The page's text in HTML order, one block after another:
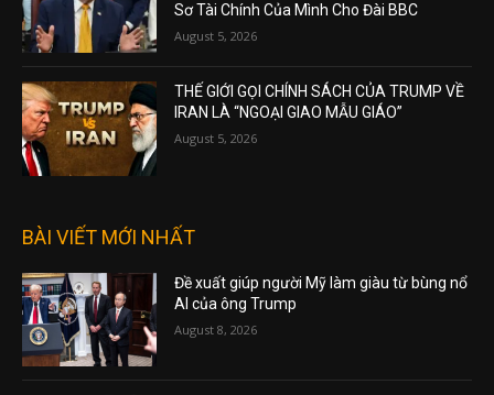
Sơ Tài Chính Của Mình Cho Đài BBC
August 5, 2026
THẾ GIỚI GỌI CHÍNH SÁCH CỦA TRUMP VỀ
IRAN LÀ “NGOẠI GIAO MẪU GIÁO”
August 5, 2026
BÀI VIẾT MỚI NHẤT
Đề xuất giúp người Mỹ làm giàu từ bùng nổ
AI của ông Trump
August 8, 2026